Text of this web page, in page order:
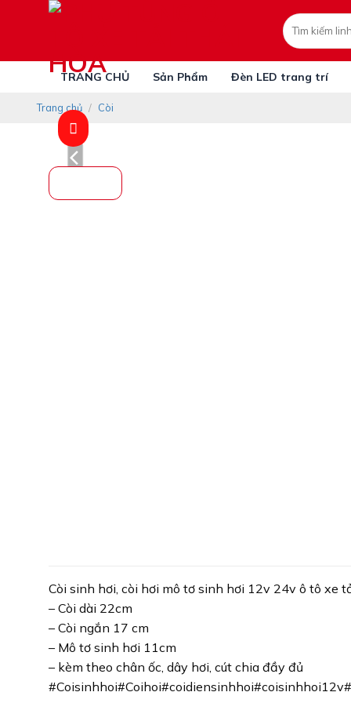
Tìm
kiếm:
TRANG CHỦ Sản Phẩm Đèn LED trang trí
Trang chủ / Còi
Còi sinh hơi, còi hơi mô tơ sinh hơi 12v 24v ô tô xe
– Còi dài 22cm
– Còi ngắn 17 cm
– Mô tơ sinh hơi 11cm
– kèm theo chân ốc, dây hơi, cút chia đầy đủ